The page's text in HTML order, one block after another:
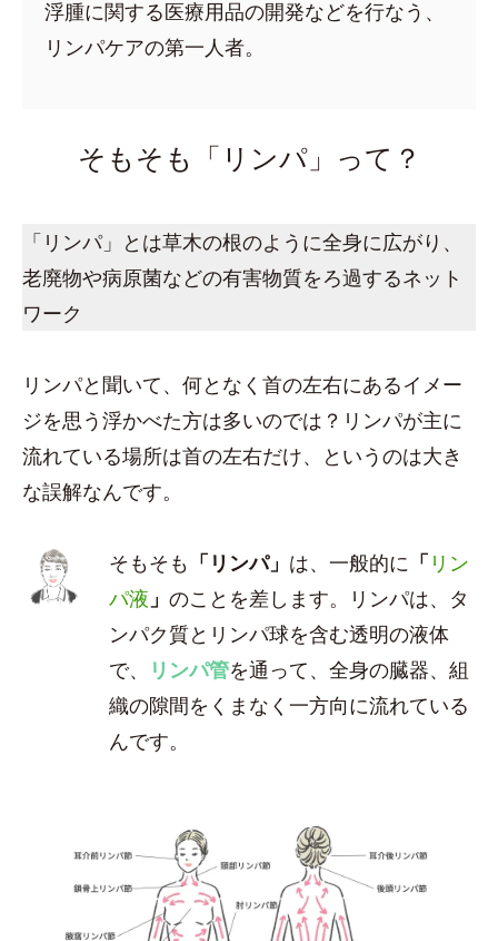
浮腫に関する医療用品の開発などを行なう、
リンパケアの第一人者。
そもそも「リンパ」って？
「リンパ」とは草木の根のように全身に広がり、
老廃物や病原菌などの有害物質をろ過するネット
ワーク
リンパと聞いて、何となく首の左右にあるイメー
ジを思う浮かべた方は多いのでは？リンパが主に
流れている場所は首の左右だけ、というのは大き
な誤解なんです。
そもそも 「リンパ」 は、一般的に 「 リン
パ液 」のことを差します。リンパは、タ
ンパク質とリンパ球を含む透明の液体
で、
リンパ管を通って、全身の臓器、組
織の隙間をくまなく一方向に流れている
んです。